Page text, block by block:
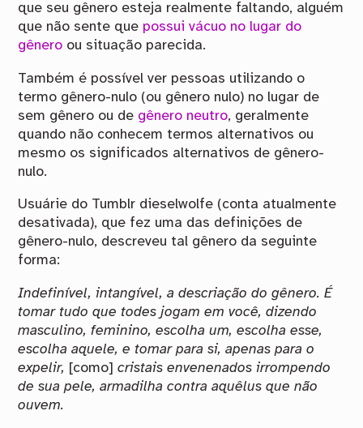
que seu gênero esteja realmente faltando, alguém
que não sente que possui vácuo no lugar do
gênero ou situação parecida.
Também é possível ver pessoas utilizando o
termo gênero-nulo (ou gênero nulo) no lugar de
sem gênero ou de gênero neutro, geralmente
quando não conhecem termos alternativos ou
mesmo os significados alternativos de gênero-
nulo.
Usuárie do Tumblr dieselwolfe (conta atualmente
desativada), que fez uma das definições de
gênero-nulo, descreveu tal gênero da seguinte
forma:
Indefinível, intangível, a descriação do gênero. É
tomar tudo que todes jogam em você, dizendo
masculino, feminino, escolha um, escolha esse,
escolha aquele, e tomar para si, apenas para o
expelir, [como] cristais envenenados irrompendo
de sua pele, armadilha contra aquêlus que não
ouvem.